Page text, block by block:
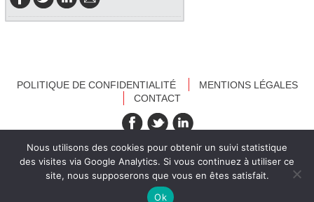
POLITIQUE DE CONFIDENTIALITÉ
MENTIONS LÉGALES
CONTACT
recevez nos newsletters
Nous utilisons des cookies pour obtenir un suivi statistique
des visites via Google Analytics. Si vous continuez à utiliser ce
site, nous supposerons que vous en êtes satisfait.
Ok